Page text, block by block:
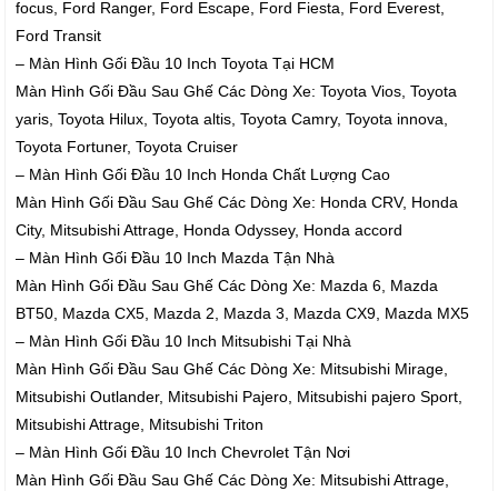
focus, Ford Ranger, Ford Escape, Ford Fiesta, Ford Everest,
Ford Transit
– Màn Hình Gối Đầu 10 Inch Toyota Tại HCM
Màn Hình Gối Đầu Sau Ghế Các Dòng Xe: Toyota Vios, Toyota
yaris, Toyota Hilux, Toyota altis, Toyota Camry, Toyota innova,
Toyota Fortuner, Toyota Cruiser
– Màn Hình Gối Đầu 10 Inch Honda Chất Lượng Cao
Màn Hình Gối Đầu Sau Ghế Các Dòng Xe: Honda CRV, Honda
City, Mitsubishi Attrage, Honda Odyssey, Honda accord
– Màn Hình Gối Đầu 10 Inch Mazda Tận Nhà
Màn Hình Gối Đầu Sau Ghế Các Dòng Xe: Mazda 6, Mazda
BT50, Mazda CX5, Mazda 2, Mazda 3, Mazda CX9, Mazda MX5
– Màn Hình Gối Đầu 10 Inch Mitsubishi Tại Nhà
Màn Hình Gối Đầu Sau Ghế Các Dòng Xe: Mitsubishi Mirage,
Mitsubishi Outlander, Mitsubishi Pajero, Mitsubishi pajero Sport,
Mitsubishi Attrage, Mitsubishi Triton
– Màn Hình Gối Đầu 10 Inch Chevrolet Tận Nơi
Màn Hình Gối Đầu Sau Ghế Các Dòng Xe: Mitsubishi Attrage,